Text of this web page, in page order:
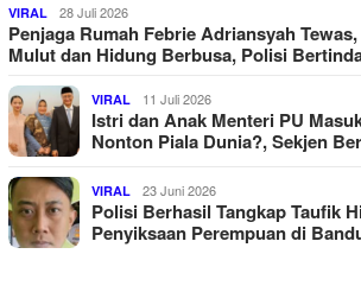
VIRAL 28 Juli 2026
Penjaga Rumah Febrie Adriansyah
Mulut dan Hidung Berbusa, Polisi
VIRAL 11 Juli 2026
Istri dan Anak Menteri PU
Nonton Piala Dunia?, Sekjen
VIRAL 23 Juni 2026
Polisi Berhasil Tangkap Taufik
Penyiksaan Perempuan di